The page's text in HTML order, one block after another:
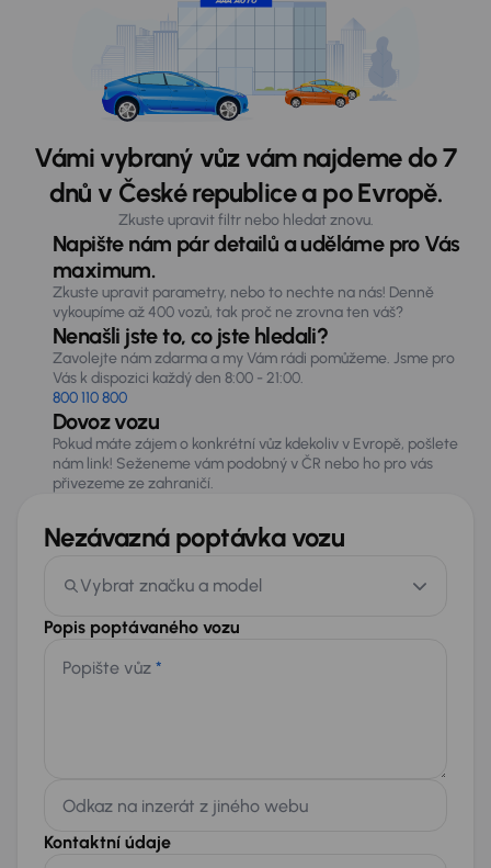
Vámi vybraný vůz vám najdeme do 7
dnů v České republice a po Evropě.
Zkuste upravit filtr nebo hledat znovu.
Napište nám pár detailů a uděláme pro Vás
maximum.
Zkuste upravit parametry, nebo to nechte na nás! Denně
vykoupíme až 400 vozů, tak proč ne zrovna ten váš?
Nenašli jste to, co jste hledali?
Zavolejte nám zdarma a my Vám rádi pomůžeme. Jsme pro
Vás k dispozici každý den 8:00 - 21:00.
800 110 800
Dovoz vozu
Pokud máte zájem o konkrétní vůz kdekoliv v Evropě, pošlete
nám link! Seženeme vám podobný v ČR nebo ho pro vás
přivezeme ze zahraničí.
Nezávazná poptávka vozu
Vybrat značku a model
Popis poptávaného vozu
Popište vůz *
Odkaz na inzerát z jiného webu
Kontaktní údaje